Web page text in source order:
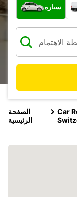
سيارة
الصفحة
الرئيسية
Car